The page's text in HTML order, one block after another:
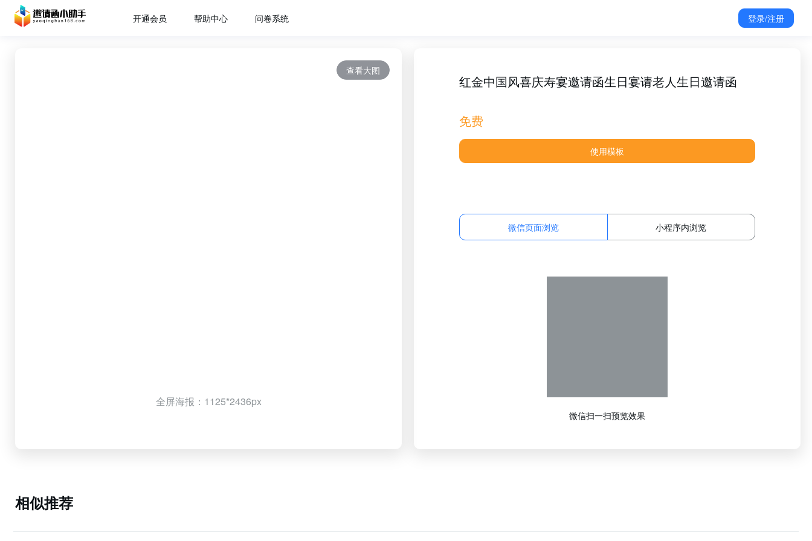
开通会员 帮助中心 问卷系统 登录/注册
全屏海报：1125*2436px
查看大图
红金中国风喜庆寿宴邀请函生日宴请老人生日邀请函
免费
使用模板
微信页面浏览 小程序内浏览
微信扫一扫预览效果
相似推荐